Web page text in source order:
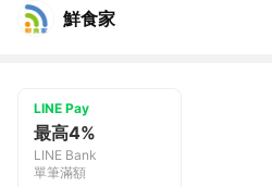
鮮食家
LINE Pay
最高4%
LINE Bank
單筆滿額